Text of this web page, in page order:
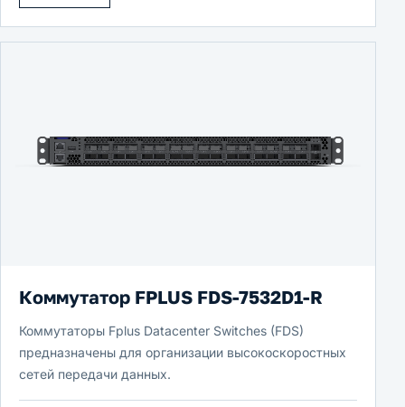
Коммутатор FPLUS FDS-7532D1-R
Коммутаторы Fplus Datacenter Switches (FDS)
предназначены для организации высокоскоростных
сетей передачи данных.